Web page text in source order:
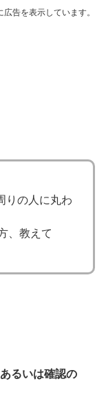
告を表示しています。
りの人に丸わ
、教えて
るいは確認の